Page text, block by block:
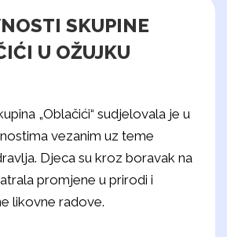
SKUPINE
U OŽUJKU
„Oblačići“ sudjelovala je u
vezanim uz teme
Djeca su kroz boravak na
promjene u prirodi i
likovne radove.